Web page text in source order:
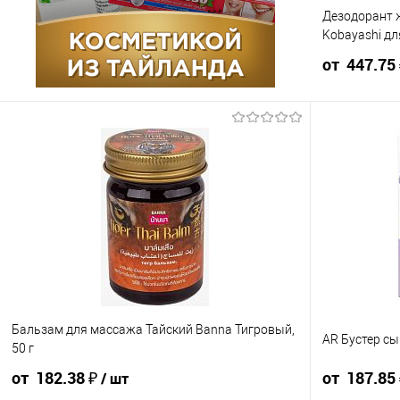
Упаковка 12 шт
Ящик 12 шт
Упаковка
Ящик 96 шт
Дезодорант
Kobayashi
от 447.75
Конечная
Для
В
Упаковка
Ящик 16 шт
Бальзам для массажа Тайский Banna Тигровый,
50 г
от 182.38 ₽/ шт
AR Бустер
от 187.85